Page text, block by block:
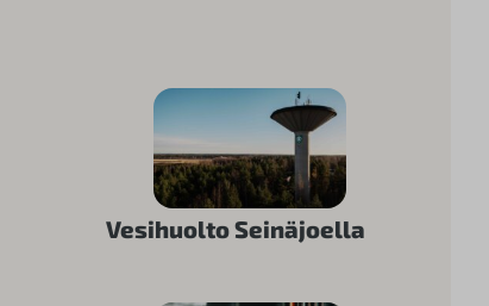
Vesihuolto Seinäjoella